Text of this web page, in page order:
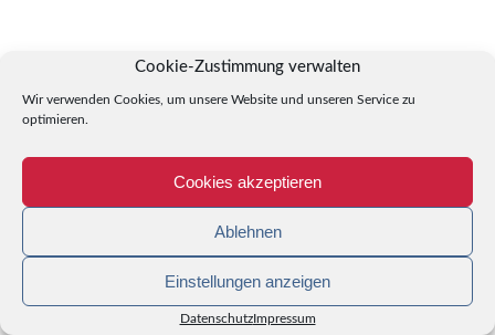
Cookie-Zustimmung verwalten
Wir verwenden Cookies, um unsere Website und unseren Service zu
optimieren.
Cookies akzeptieren
Ablehnen
Einstellungen anzeigen
DatenschutzImpressum